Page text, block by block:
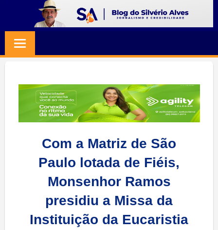
content
SILVERIO
ALVES
Jornalismo
Credibilidade
Com a Matriz de São
Paulo lotada de Fiéis,
Monsenhor Ramos
presidiu a Missa da
Instituição da Eucaristia